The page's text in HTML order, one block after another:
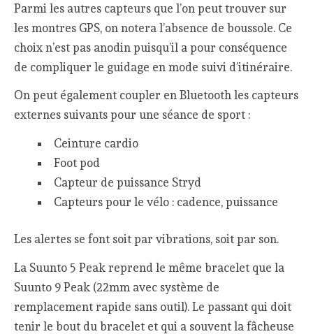
Parmi les autres capteurs que l’on peut trouver sur
les montres GPS, on notera l’absence de boussole. Ce
choix n’est pas anodin puisqu’il a pour conséquence
de compliquer le guidage en mode suivi d’itinéraire.
On peut également coupler en Bluetooth les capteurs
externes suivants pour une séance de sport :
Ceinture cardio
Foot pod
Capteur de puissance Stryd
Capteurs pour le vélo : cadence, puissance
Les alertes se font soit par vibrations, soit par son.
La Suunto 5 Peak reprend le même bracelet que la
Suunto 9 Peak (22mm avec système de
remplacement rapide sans outil). Le passant qui doit
tenir le bout du bracelet et qui a souvent la fâcheuse